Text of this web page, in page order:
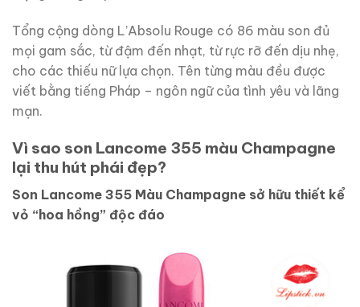
Tổng cộng dòng L’Absolu Rouge có 86 màu son đủ
mọi gam sắc, từ đậm đến nhạt, từ rực rỡ đến dịu nhẹ,
cho các thiếu nữ lựa chọn. Tên từng màu đều được
viết bằng tiếng Pháp – ngôn ngữ của tình yêu và lãng
mạn.
Vì sao son Lancome 355 màu Champagne
lại thu hút phái đẹp?
Son Lancome 355 Màu Champagne sở hữu thiết kể
vỏ “hoa hồng” độc đáo